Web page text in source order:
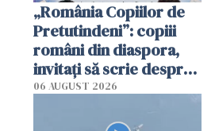
„România Copiilor de
Pretutindeni”: copiii
români din diaspora,
invitați să scrie despre
România într-un volum
06 AUGUST 2026